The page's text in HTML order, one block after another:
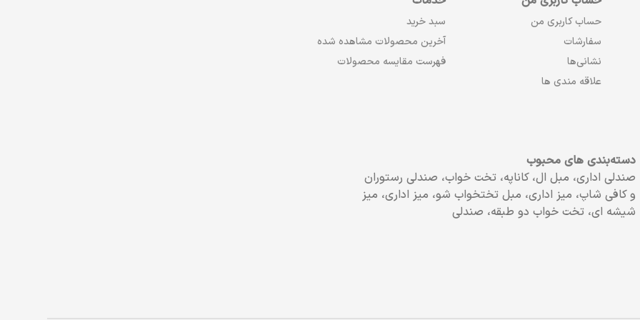
حساب کاربری من
سفارشات
نشانی‌ها
علاقه مندی ها
سبد خرید
آخرین محصولات مشاهده شده
فهرست مقایسه محصولات
دسته‌بندی های محبوب
صندلی اداری، مبل ال، کاناپه، تخت خواب، صندلی رستوران
و کافی شاپ، میز اداری، مبل تختخواب شو، میز اداری، میز
شیشه ای، تخت خواب دو طبقه، صندلی